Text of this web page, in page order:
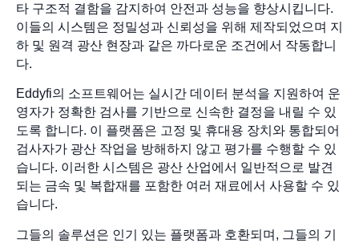
타 구조적 결함을 감지하여 안전과 성능을 향상시킵니다.
이들의 시스템은 정밀성과 신뢰성을 위해 제작되었으며 지
하 및 원격 광산 현장과 같은 까다로운 조건에서 작동합니
다.
Eddyfi의 소프트웨어는 실시간 데이터 분석을 지원하여 운
영자가 정확한 검사를 기반으로 신속한 결정을 내릴 수 있
도록 합니다. 이 플랫폼은 고정 및 휴대용 장치와 통합되어
검사자가 광산 작업을 방해하지 않고 평가를 수행할 수 있
습니다. 이러한 시스템은 광산 산업에서 일반적으로 발견
되는 금속 및 복합재를 포함한 여러 재료에서 사용할 수 있
습니다.
그들의 솔루션은 인기 있는 플랫폼과 호환되며, 그들의 기